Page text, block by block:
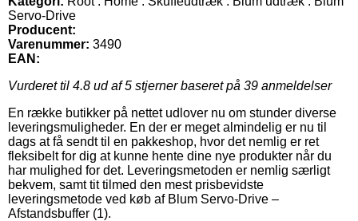
Servo-Drive
Producent:
Varenummer: 3490
EAN:
Vurderet til 4.8 ud af 5 stjerner baseret på 39 anmeldelser
En række butikker på nettet udlover nu om stunder diverse
leveringsmuligheder. En der er meget almindelig er nu til
dags at få sendt til en pakkeshop, hvor det nemlig er ret
fleksibelt for dig at kunne hente dine nye produkter når du
har mulighed for det. Leveringsmetoden er nemlig særligt
bekvem, samt tit tilmed den mest prisbevidste
leveringsmetode ved køb af Blum Servo-Drive –
Afstandsbuffer (1).